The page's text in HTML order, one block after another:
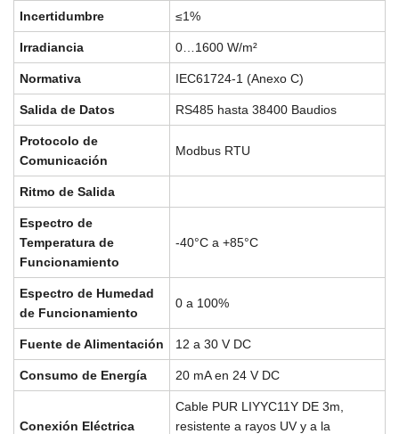
Incertidumbre ≤1%
Irradiancia 0…1600 W/m²
Normativa IEC61724-1 (Anexo C)
Salida de Datos RS485 hasta 38400 Baudios
Protocolo de
Comunicación
Modbus RTU
Ritmo de Salida
Espectro de
Temperatura de
Funcionamiento
-40°C a +85°C
Espectro de Humedad
de Funcionamiento
0 a 100%
Fuente de Alimentación 12 a 30 V DC
Consumo de Energía 20 mA en 24 V DC
Conexión Eléctrica
Cable PUR LIYYC11Y DE 3m,
resistente a rayos UV y a la